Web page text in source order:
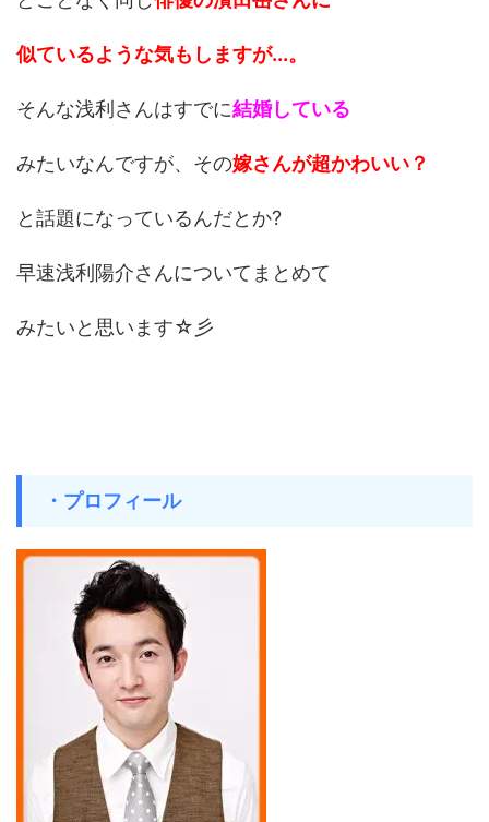
似ているような気もしますが...。
そんな浅利さんはすでに結婚している
みたいなんですが、その嫁さんが超かわいい？
と話題になっているんだとか?
早速浅利陽介さんについてまとめて
みたいと思います☆彡
・プロフィール